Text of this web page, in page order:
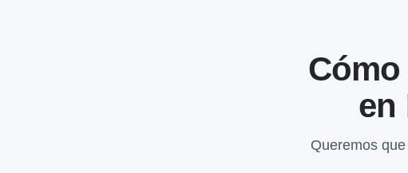
en
Queremos